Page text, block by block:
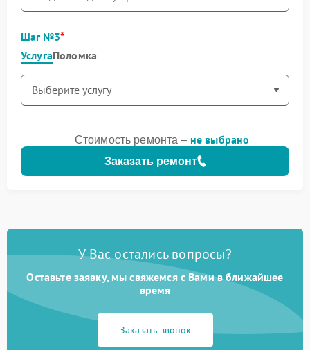
Шаг №3
УслугаПоломка
Заказать ремонт
Стоимость ремонта – не выбрано
У Вас остались вопросы?
Оставьте заявку, мы свяжемся с Вами в ближайшее
время
Заказать звонок